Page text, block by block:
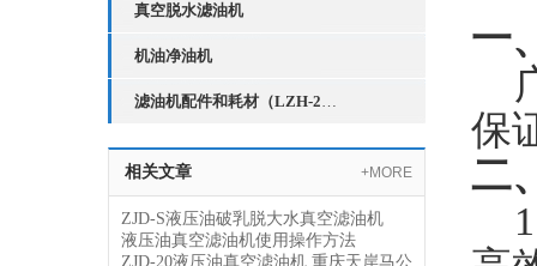
真空脱水滤油机
机油净油机
滤油机配件和耗材（LZH-2红外线液位控制器）
相关文章 +MORE
ZJD-S液压油破乳脱大水真空滤油机
液压油真空滤油机使用操作方法
ZJD-20液压油真空滤油机 重庆天岸马公
一
保
二
1